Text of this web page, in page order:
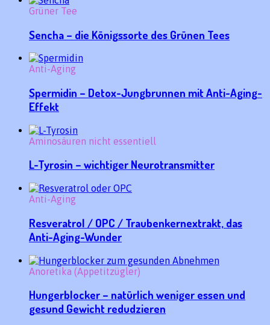
Grüner Tee
Sencha – die Königssorte des Grünen Tees
Anti-Aging
Spermidin – Detox-Jungbrunnen mit Anti-Aging-
Effekt
Aminosäuren nicht essentiell
L-Tyrosin – wichtiger Neurotransmitter
Anti-Aging
Resveratrol / OPC / Traubenkernextrakt, das
Anti-Aging-Wunder
Anoretika (Appetitzügler)
Hungerblocker – natürlich weniger essen und
gesund Gewicht redudzieren